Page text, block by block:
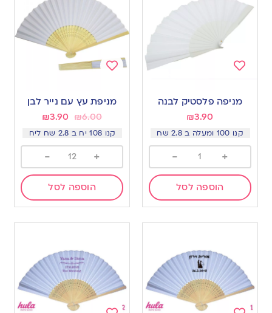
מניפה פלסטיק לבנה
₪3.90
קנו 100 ומעלה ב 2.8 שח
+
-
הוספה לסל
toמניפת עץ עם נייר לבן
₪6.00
₪3.90
קנו 108 יח ב 2.8 שח ליח
+
-
הוספה לסל